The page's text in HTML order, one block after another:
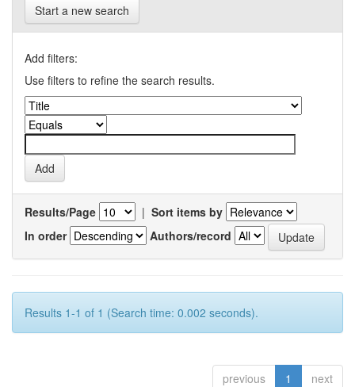
Start a new search
Add filters:
Use filters to refine the search results.
Results/Page | Sort items by
In order
Authors/record
Results 1-1 of 1 (Search time: 0.002 seconds).
previous 1 next